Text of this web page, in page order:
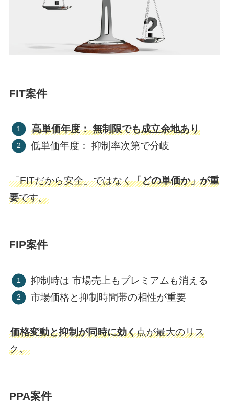
FIT案件
高単価年度： 無制限でも成立余地あり
低単価年度： 抑制率次第で分岐
「FITだから安全」ではなく「どの単価か」が重
要です。
FIP案件
抑制時は 市場売上もプレミアムも消える
市場価格と抑制時間帯の相性が重要
価格変動と抑制が同時に効く点が最大のリス
ク。
PPA案件